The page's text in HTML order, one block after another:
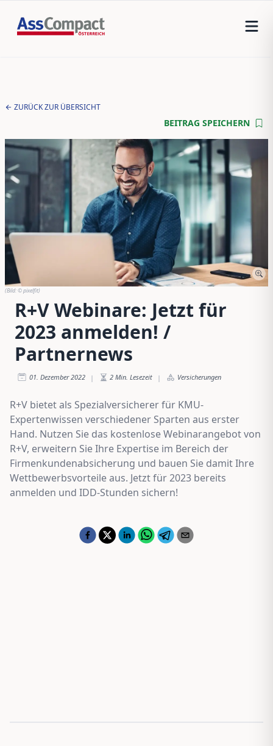
ZURÜCK ZUR ÜBERSICHT
BEITRAG SPEICHERN
(Bild:© pixelfit)
R+V Webinare: Jetzt für
2023 anmelden! /
Partnernews
01. Dezember 2022 | 2 Min. Lesezeit | Versicherungen
R+V bietet als Spezialversicherer für KMU-
Expertenwissen verschiedener Sparten aus erster
Hand. Nutzen Sie das kostenlose Webinarangebot von
R+V, erweitern Sie Ihre Expertise im Bereich der
Firmenkundenabsicherung und bauen Sie damit Ihre
Wettbewerbsvorteile aus. Jetzt für 2023 bereits
anmelden und IDD-Stunden sichern!